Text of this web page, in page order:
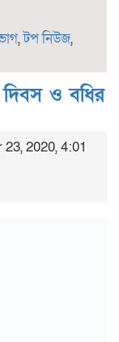
,টপ নিউজ,
দিবস ও বধির
2020, 4:01